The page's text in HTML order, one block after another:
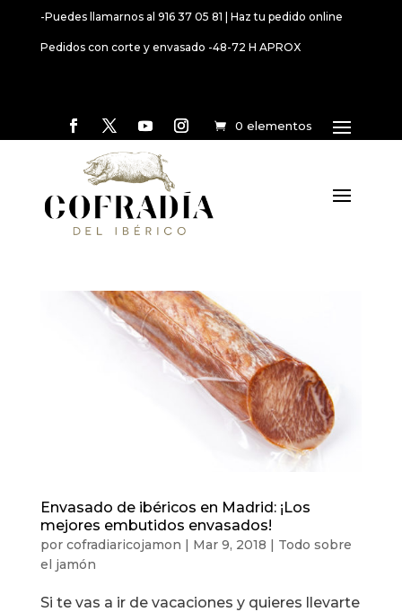
-Puedes llamarnos al 916 37 05 81 | Haz tu pedido online
Pedidos con corte y envasado -48-72 H APROX
0 elementos
Envasado de ibéricos en Madrid: ¡Los
mejores embutidos envasados!
por cofradiaricojamon | Mar 9, 2018 | Todo sobre
el jamón
Si te vas a ir de vacaciones y quieres llevarte